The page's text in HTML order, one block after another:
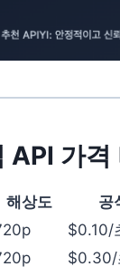
API 가격
해상도 공
$0.10/
$0.30/